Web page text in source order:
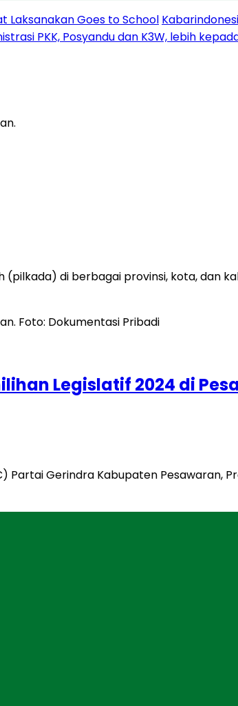
Laksanakan Goes to School
PKK, Posyandu dan K3W, lebih
(pilkada) di berbagai provinsi, kota, dan
Legislatif 2024 di
Partai Gerindra Kabupaten Pesawaran,